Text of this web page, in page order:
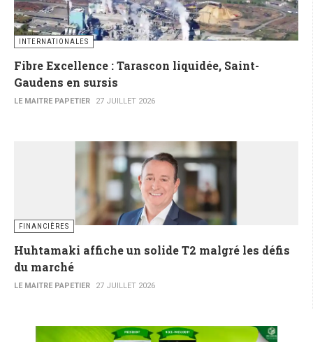
INTERNATIONALES
Fibre Excellence : Tarascon liquidée, Saint-
Gaudens en sursis
LE MAITRE PAPETIER 27 JUILLET 2026
FINANCIÈRES
Huhtamaki affiche un solide T2 malgré les défis
du marché
LE MAITRE PAPETIER 27 JUILLET 2026